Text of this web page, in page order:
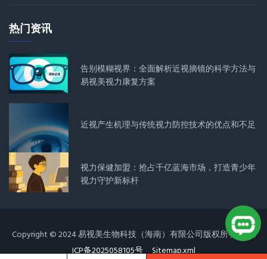
热门资讯
告别模糊视界：全面解析近视摘镜的科学方法与
易视美视力康复方案
近视产生机理与传统视力防控技术的优点和不足
视力保健加盟：抢占千亿蓝海市场，打造青少年
视力守护新标杆
Copyright © 2024 易视美生物科技（海南）有限公司版权所有琼
ICP备2025058105号
Sitemap.xml